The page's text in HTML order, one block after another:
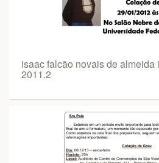
isaac falcão novais de almeida
2011.2